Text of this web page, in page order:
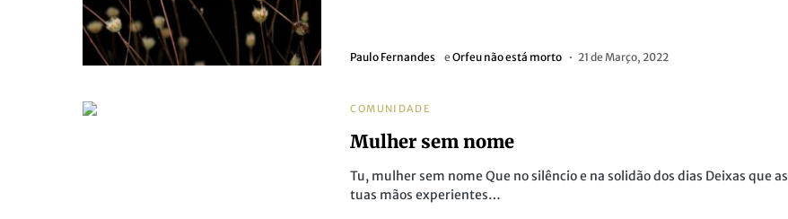
Paulo Fernandes eOrfeu não está morto 21 de Março, 2022
COMUNIDADE
Mulher sem nome
Tu, mulher sem nome Que no silêncio e na solidão dos dias Deixas que as
tuas mãos experientes…